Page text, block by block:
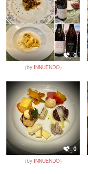
0
（by INNUENDO）
0
（by INNUENDO）